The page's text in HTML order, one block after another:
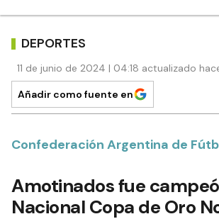
DEPORTES
11 de junio de 2024 | 04:18 actualizado
Añadir como fuente en
Confederación Argentina de
Amotinados fue
Nacional Copa de Oro